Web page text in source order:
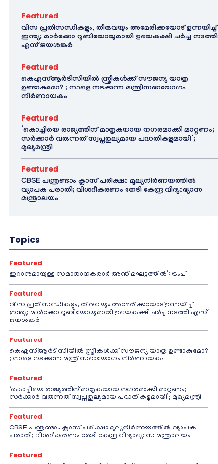
Featured
വിസ പ്രതിസന്ധികളും, തീരുവയും അമേരിക്കയോട് ഉന്നയിച്ച്
ഇന്ത്യ; മാർക്കോ റൂബിയോയുമായി ഉഭയകക്ഷി ചർച്ച നടത്തി
എസ് ജയശങ്കർ
Featured
കെഎസ്ആർടിസിയിൽ സ്ത്രീകൾക്ക് സൗജന്യ യാത്ര
ഉണ്ടാകുമോ? ; നാളെ നടക്കുന്ന മന്ത്രിസഭായോഗം
നിർണായകം
Featured
‘കൊച്ചിയെ രാജ്യത്തിന് മാതൃകയായ നഗരമാക്കി മാറ്റണം;
സർക്കാർ വരുന്നത് സ്വപ്നതുല്യമായ പദ്ധതികളുമായി’;
മുഖ്യമന്ത്രി
Featured
CBSE പന്ത്രണ്ടാം ക്ലാസ് പരീക്ഷാ മൂല്യനിർണയത്തിൽ
വ്യാപക പരാതി; വിശദീകരണം തേടി കേന്ദ്ര വിദ്യാഭ്യാസ
മന്ത്രാലയം
Topics
Featured
ഇറാനുമായുള്ള സമാധാനകരാർ അന്തിമഘട്ടത്തിൽ‌’: ട്രംപ്
Featured
വിസ പ്രതിസന്ധികളും, തീരുവയും അമേരിക്കയോട് ഉന്നയിച്ച്
ഇന്ത്യ; മാർക്കോ റൂബിയോയുമായി ഉഭയകക്ഷി ചർച്ച നടത്തി എസ്
ജയശങ്കർ
Featured
കെഎസ്ആർടിസിയിൽ സ്ത്രീകൾക്ക് സൗജന്യ യാത്ര ഉണ്ടാകുമോ?
; നാളെ നടക്കുന്ന മന്ത്രിസഭായോഗം നിർണായകം
Featured
‘കൊച്ചിയെ രാജ്യത്തിന് മാതൃകയായ നഗരമാക്കി മാറ്റണം;
സർക്കാർ വരുന്നത് സ്വപ്നതുല്യമായ പദ്ധതികളുമായി’; മുഖ്യമന്ത്രി
Featured
CBSE പന്ത്രണ്ടാം ക്ലാസ് പരീക്ഷാ മൂല്യനിർണയത്തിൽ വ്യാപക
പരാതി; വിശദീകരണം തേടി കേന്ദ്ര വിദ്യാഭ്യാസ മന്ത്രാലയം
Featured